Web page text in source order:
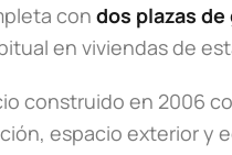
con dos plazas
en viviendas de
construido en 2006
espacio exterior y